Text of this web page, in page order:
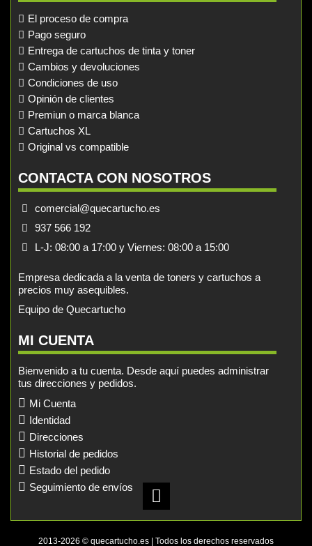
El proceso de compra
Pago seguro
Entrega de cartuchos de tinta y toner
Cambios y devoluciones
Condiciones de uso
Opinión de clientes
Premiun o marca blanca
Cartuchos XL
Original vs compatible
CONTACTA CON NOSOTROS
comercial@quecartucho.es
937 566 192
L-J: 08:00 a 17:00 y Viernes: 08:00 a 15:00
Empresa dedicada a la venta de toners y cartuchos a
precios muy asequibles.
Equipo de Quecartucho
MI CUENTA
Bienvenido a tu cuenta. Desde aquí puedes administrar
tus direcciones y pedidos.
Mi Cuenta
Identidad
Direcciones
Historial de pedidos
Estado del pedido
Seguimiento de envíos
2013-2026 © quecartucho.es | Todos los derechos reservados